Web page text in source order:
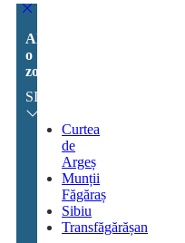
Alege
o
zonă:
SIBIU
Curtea
de
Argeș
Munții
Făgăraș
Sibiu
Transfăgărășan